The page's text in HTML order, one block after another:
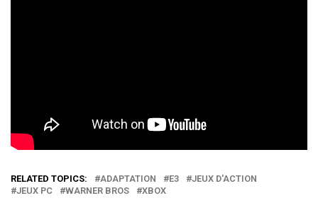
RELATED TOPICS: ADAPTATION E3
JEUX D'ACTION
JEUX PC
WARNER BROS XBOX